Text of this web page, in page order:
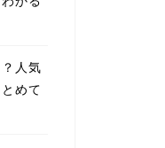
人気
めて